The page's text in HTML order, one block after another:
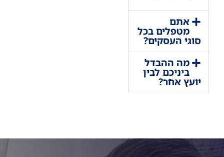
אתם
מטפלים בכל
סוגי העסקים?
מה ההבדל
ביניכם לבין
יועץ אחר?